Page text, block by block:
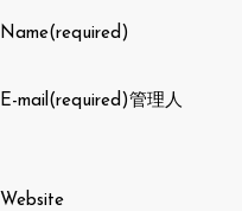
Name(required)
E-mail(required)管理人
Website